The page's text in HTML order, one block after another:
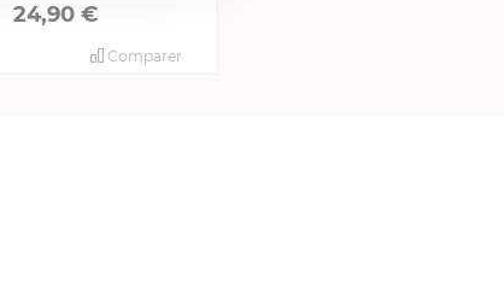
24,90 €
Comparer